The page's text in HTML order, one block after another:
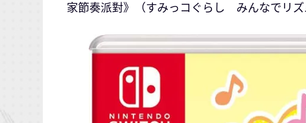
家節奏派對》（すみっコぐらし みんなでリ